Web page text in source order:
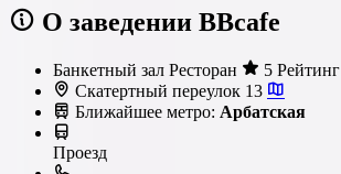
О заведении BBcafe
Банкетный зал Ресторан
5 Рейтинг
Скатертный переулок 13
Ближайшее метро: Арбатская
Проезд